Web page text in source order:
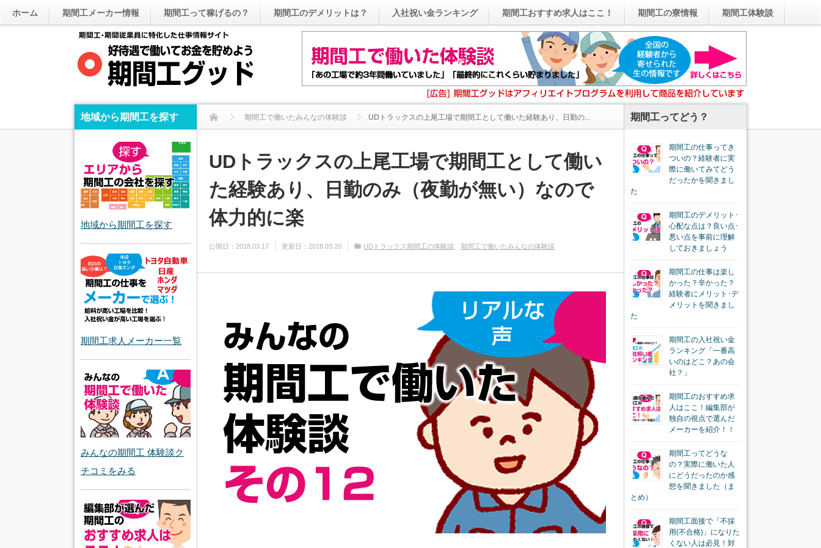
ホーム 期間工メーカー情報 期間工って稼げるの？ 期間工のデメリットは？ 入社祝い金ランキング 期間工おすすめ求人はここ！ 期間工の寮情報 期間工体験談
期間工で働いたみんなの体験談 UDトラックスの上尾工場で期間工として働いた経験あり、日勤の...
UDトラックスの上尾工場で期間工として働い
た経験あり、日勤のみ（夜勤が無い）なので
体力的に楽
公開日： 2018.03.17 更新日： 2018.03.20 UDトラックス期間工の体験談 期間工で働いたみんなの体験談
地域から期間工を探す
地域から期間工を探す
期間工求人メーカー一覧
みんなの期間工 体験談ク
チコミをみる
期間工ってどう？
期間工の仕事ってき
ついの？経験者に実
際に働いてみてどう
だったかを聞きまし
た
期間工のデメリット･
心配な点は？良い点･
悪い点を事前に理解
しておきましょう
期間工の仕事は楽し
かった？辛かった？
経験者にメリット･デ
メリットを聞きまし
た
期間工の入社祝い金
ランキング「一番高
いのはどこ？あの会
社？」
期間工のおすすめ求
人はここ！編集部が
独自の視点で選んだ
メーカーを紹介！！
期間工ってどうな
の？実際に働いた人
にどうだったのか感
想を聞きました（ま
とめ）
期間工面接で「不採
用(不合格)」になりた
くない人は必見！対